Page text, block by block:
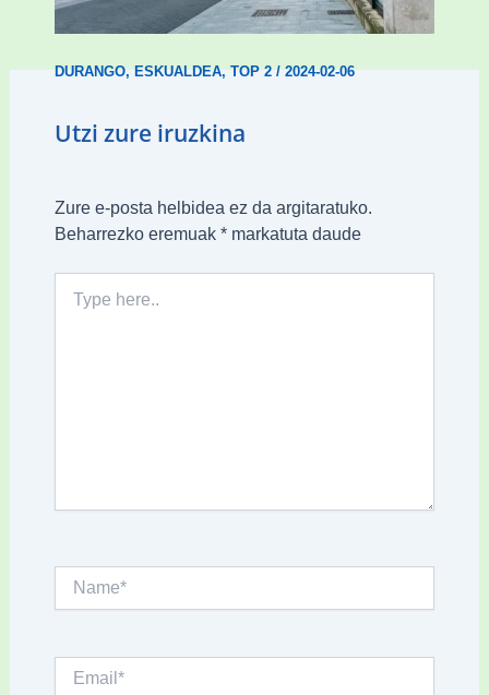
ordenantza izango du Durangok
DURANGO,ESKUALDEA,TOP 2/2024-02-06
Utzi zure iruzkina
Zure e-posta helbidea ez da argitaratuko.
Beharrezko eremuak *markatuta daude
here..
Name*